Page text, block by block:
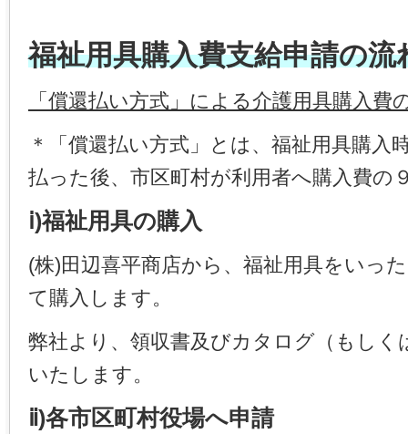
福祉用具購入費支給申請の流
「償還払い方式」による介護用具購入費
＊「償還払い方式」とは、福祉用具購入
払った後、市区町村が利用者へ購入費の
ⅰ)福祉用具の購入
(株)田辺喜平商店から、福祉用具をいっ
て購入します。
弊社より、領収書及びカタログ（もし
いたします。
ⅱ)各市区町村役場へ申請